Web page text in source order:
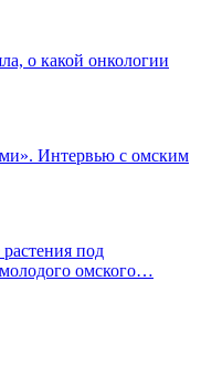
о какой онкологии
Интервью с омским
под
омского…